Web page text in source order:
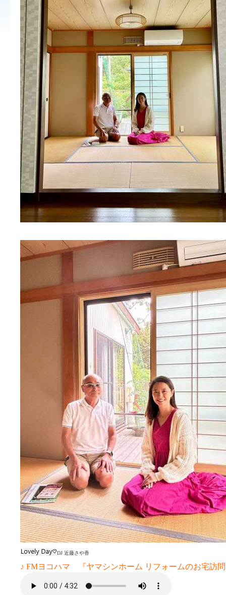
DJ 近藤さや香
♪ FMヨコハマ 『ヤマシンホーム リフォームのお宅訪